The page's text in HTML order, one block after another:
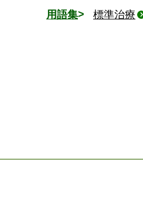
用語集 標準治療